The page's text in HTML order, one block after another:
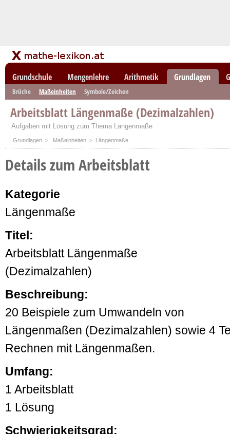
Grundschule Mengenlehre Arithmetik Grundlagen
Brüche Maßeinheiten Symbole/Zeichen
Arbeitsblatt Längenmaße (Dezimalzahlen)
Aufgaben mit Lösung zum Thema Längenmaße
Grundlagen > Maßeinheiten > Längenmaße
Details zum Arbeitsblatt
Kategorie
Längenmaße
Titel:
Arbeitsblatt Längenmaße
(Dezimalzahlen)
Beschreibung:
20 Beispiele zum Umwandeln von
Längenmaßen (Dezimalzahlen) sowie 4
Rechnen mit Längenmaßen.
Umfang:
1 Arbeitsblatt
1 Lösung
Schwierigkeitsgrad: